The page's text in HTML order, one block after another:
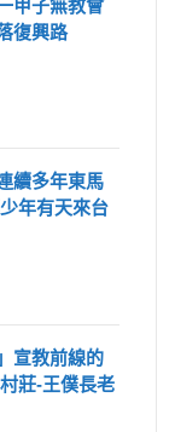
甲子無教會
復興路
續多年東馬
年有天來台
宣教前線的
莊-王僕長老